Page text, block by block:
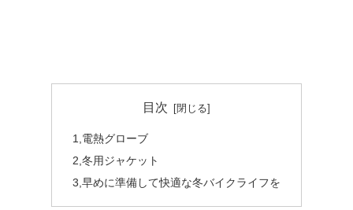
目次
1,電熱グローブ
2,冬用ジャケット
3,早めに準備して快適な冬バイクライフを